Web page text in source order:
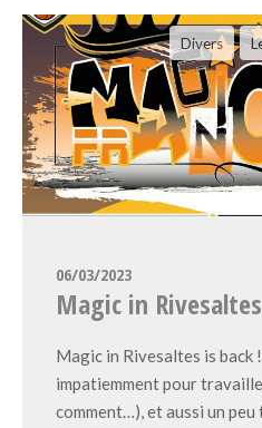
Divers
06/03/2023
Magic in
Magic in Rivesaltes is back
impatiemment pour
comment…), et aussi un